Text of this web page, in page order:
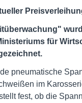
für
pneumatische
im
fest, ob die